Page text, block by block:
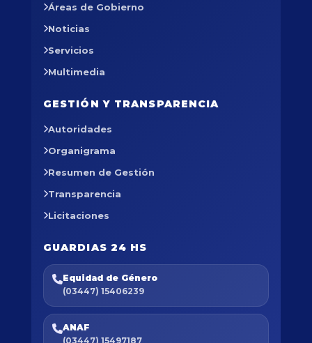
Áreas de Gobierno
Noticias
Servicios
Multimedia
GESTIÓN Y TRANSPARENCIA
Autoridades
Organigrama
Resumen de Gestión
Transparencia
Licitaciones
GUARDIAS 24 HS
Equidad de Género
(03447) 15406239
ANAF
(03447) 15497187